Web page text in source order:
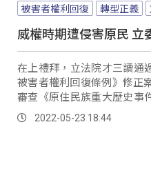
被害者權利回復
轉型正義
威權時期遭侵害原民 立
在上禮拜，立法院才三讀通
被害者權利回復條例》修正
審查《原住民族重大歷史事
出，總統府原轉會設置要點
中，針對原住民族受侵害、
2022-05-23 18:44